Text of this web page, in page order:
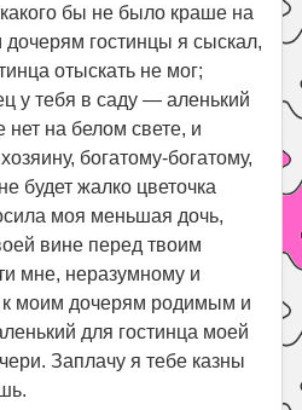
бы не было краше на
гостинцы я сыскал,
отыскать не мог;
у тебя в саду — аленький
нет на белом свете, и
богатому-богатому,
будет жалко цветочка
моя меньшая дочь,
вине перед твоим
мне, неразумному и
к моим дочерям родимым и
для гостинца моей
Заплачу я тебе казны